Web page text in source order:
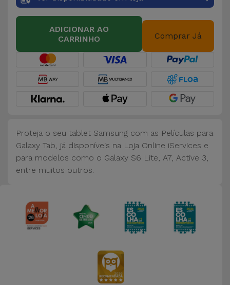
ADICIONAR AO
CARRINHO
Comprar Já
Proteja o seu tablet Samsung com as Películas para
Galaxy Tab, já disponíveis na Loja Online iServices e
para modelos como o Galaxy S6 Lite, A7, Active 3,
entre muitos outros.